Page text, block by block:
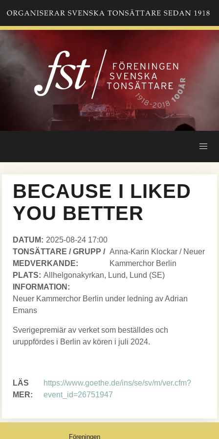
till
huvudinnehåll
BECAUSE I LIKED
YOU BETTER
DATUM: Datum
2025-08-24 17:00
TONSÄTTARE / GRUPP /
MEDVERKANDE:
Tonsättare
/
Grupp
Medverkande
Anna-Karin Klockar / Neuer
Kammerchor Berlin
PLATS: Allhelgonakyrkan, Lund, Lund (SE)
INFORMATION:
Neuer Kammerchor Berlin under ledning av Adrian
Emans
Sverigepremiär av verket som beställdes och
uruppfördes i Berlin av kören i juli 2024.
LÄS
MER:
Link
https://www.goethe.de/ins/se/sv/m/ver.cfm?
event_id=26751947
Föreningen